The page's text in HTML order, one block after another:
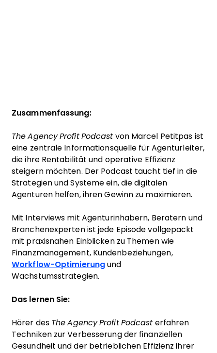
Zusammenfassung:
The Agency Profit Podcast von Marcel Petitpas ist
eine zentrale Informationsquelle für Agenturleiter,
die ihre Rentabilität und operative Effizienz
steigern möchten. Der Podcast taucht tief in die
Strategien und Systeme ein, die digitalen
Agenturen helfen, ihren Gewinn zu maximieren.
Mit Interviews mit Agenturinhabern, Beratern und
Branchenexperten ist jede Episode vollgepackt
mit praxisnahen Einblicken zu Themen wie
Finanzmanagement, Kundenbeziehungen,
Workflow-Optimierung und
Wachstumsstrategien.
Das lernen Sie:
Hörer des The Agency Profit Podcast erfahren
Techniken zur Verbesserung der finanziellen
Gesundheit und der betrieblichen Effizienz ihrer